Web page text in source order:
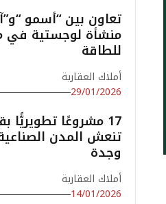
تعاون بين “أسمو
منشأة لوجستية في
للطاقة
أملاك العقارية
29/01/2026
تنعش المدن
وجدة
أملاك العقارية
14/01/2026